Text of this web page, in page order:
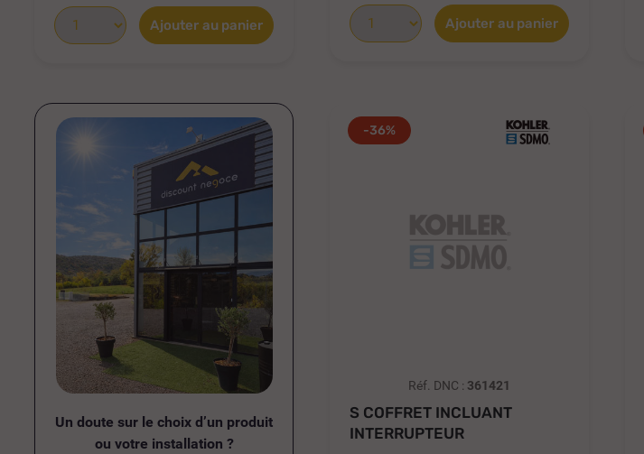
Ajouter au panier Ajouter au panier
Un doute sur le choix d’un produit
ou votre installation ?
-36%
Réf. DNC : 361421
S COFFRET INCLUANT
INTERRUPTEUR